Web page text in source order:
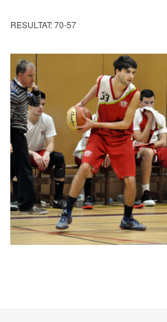
RESULTAT: 70-57